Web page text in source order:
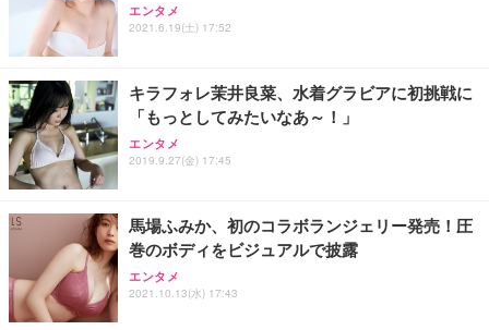
エンタメ
2021.6.19(土) 17:52
キラフォレ茉井良菜、水着グラビアに初挑戦に
「もっとしてみたいなあ～！」
エンタメ
2019.9.27(金) 17:45
馬場ふみか、初のコラボランジェリー発売！圧
巻のボディをビジュアルで披露
エンタメ
2021.10.13(水) 17:43